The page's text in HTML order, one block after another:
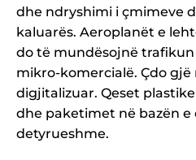
dhe ndryshimi i çmimeve
kaluarës. Aeroplanët e
do të mundësojnë
mikro-komercialë. Çdo
digjitalizuar. Qeset
dhe paketimet në bazën e
detyrueshme.